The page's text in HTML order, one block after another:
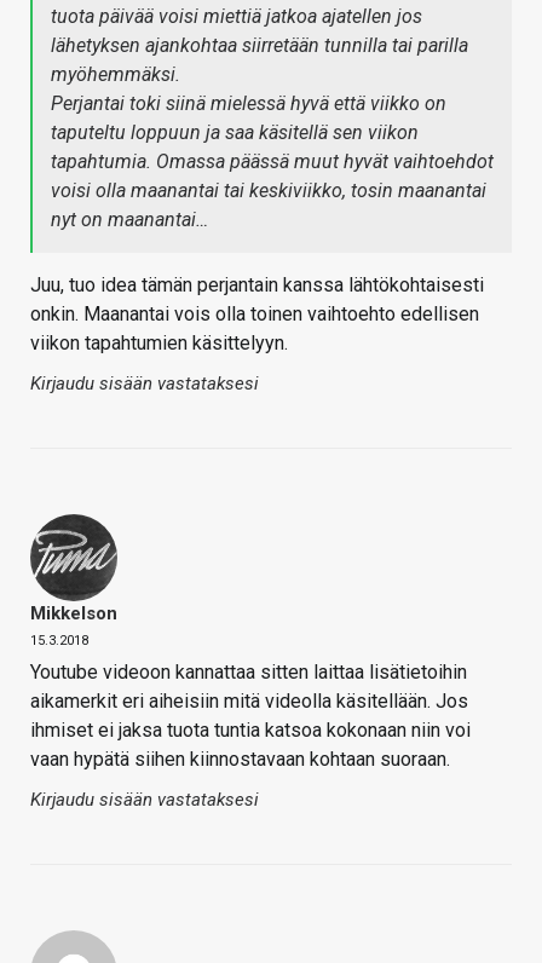
tuota päivää voisi miettiä jatkoa ajatellen jos
lähetyksen ajankohtaa siirretään tunnilla tai parilla
myöhemmäksi.
Perjantai toki siinä mielessä hyvä että viikko on
taputeltu loppuun ja saa käsitellä sen viikon
tapahtumia. Omassa päässä muut hyvät vaihtoehdot
voisi olla maanantai tai keskiviikko, tosin maanantai
nyt on maanantai…
Juu, tuo idea tämän perjantain kanssa lähtökohtaisesti
onkin. Maanantai vois olla toinen vaihtoehto edellisen
viikon tapahtumien käsittelyyn.
Kirjaudu sisään vastataksesi
Mikkelson
15.3.2018
Youtube videoon kannattaa sitten laittaa lisätietoihin
aikamerkit eri aiheisiin mitä videolla käsitellään. Jos
ihmiset ei jaksa tuota tuntia katsoa kokonaan niin voi
vaan hypätä siihen kiinnostavaan kohtaan suoraan.
Kirjaudu sisään vastataksesi